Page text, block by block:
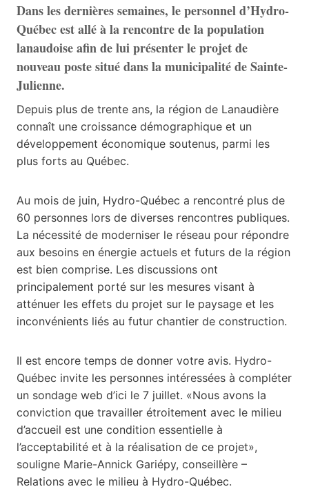
Dans les dernières semaines, le personnel d’Hydro-
Québec est allé à la rencontre de la population
lanaudoise afin de lui présenter le projet de
nouveau poste situé dans la municipalité de Sainte-
Julienne.
Depuis plus de trente ans, la région de Lanaudière
connaît une croissance démographique et un
développement économique soutenus, parmi les
plus forts au Québec.
Au mois de juin, Hydro-Québec a rencontré plus de
60 personnes lors de diverses rencontres publiques.
La nécessité de moderniser le réseau pour répondre
aux besoins en énergie actuels et futurs de la région
est bien comprise. Les discussions ont
principalement porté sur les mesures visant à
atténuer les effets du projet sur le paysage et les
inconvénients liés au futur chantier de construction.
Il est encore temps de donner votre avis. Hydro-
Québec invite les personnes intéressées à compléter
un sondage web d’ici le 7 juillet. «Nous avons la
conviction que travailler étroitement avec le milieu
d’accueil est une condition essentielle à
l’acceptabilité et à la réalisation de ce projet»,
souligne Marie-Annick Gariépy, conseillère –
Relations avec le milieu à Hydro-Québec.